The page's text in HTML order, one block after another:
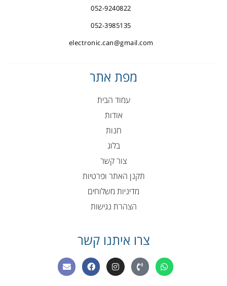
052-9240822
052-3985135
electronic.can@gmail.com
מפת אתר
עמוד הבית
אודות
חנות
בלוג
צור קשר
תקנן האתר ופרטיות
מדיניות משלוחים
הצהרת נגישות
צרו איתנו קשר
W
h
a
P
h
o
I
n
s
F
a
c
E
n
v